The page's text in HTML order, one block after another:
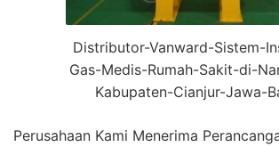
Distributor-Vanward-Sistem-
Gas-Medis-Rumah-Sakit-di-
Kabupaten-Cianjur-Jawa-
Perusahaan Kami Menerima